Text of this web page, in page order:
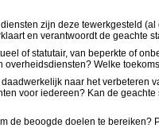
zijn deze tewerkgesteld
en verantwoordt de geachte
of statutair, van beperkte of
Welke
naar het
voor iedereen? Kan de
beoogde doelen te